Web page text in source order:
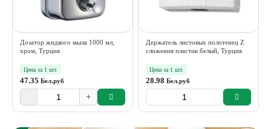
Дозатор жидкого мыла 1000 мл,
хром, Турция
Цена за 1 шт.
47.35 Бел.руб
- +
Держатель листовых полотенец Z
сложения пластик белый, Турция
Цена за 1 шт.
28.98 Бел.руб